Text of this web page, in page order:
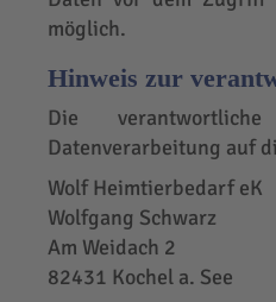
möglich.
Hinweis zur
Die
Datenverarbeitung auf
Wolf Heimtierbedarf eK
Wolfgang Schwarz
Am Weidach 2
82431 Kochel a. See